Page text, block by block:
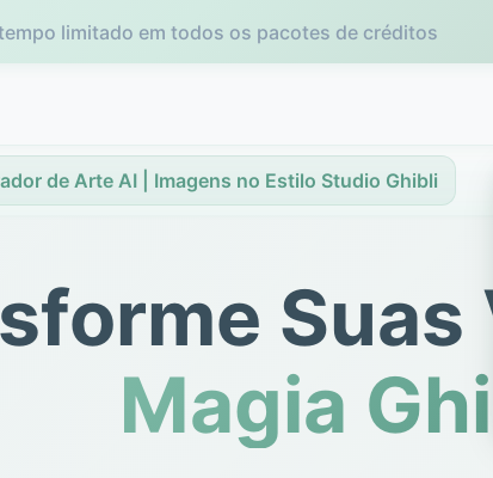
limitado em todos os pacotes de créditos
de Arte AI | Imagens no Estilo Studio Ghibli
Suas
Magia